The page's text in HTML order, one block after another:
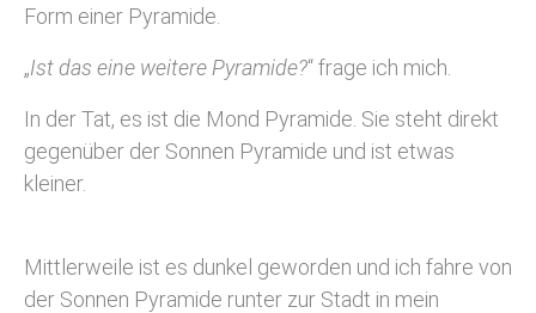
Form einer Pyramide.
„Ist das eine weitere Pyramide?“ frage ich mich.
In der Tat, es ist die Mond Pyramide. Sie steht direkt
gegenüber der Sonnen Pyramide und ist etwas
kleiner.
Mittlerweile ist es dunkel geworden und ich fahre von
der Sonnen Pyramide runter zur Stadt in mein